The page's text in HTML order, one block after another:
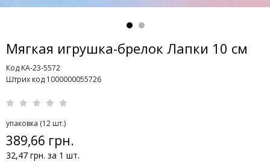
Мягкая игрушка-брелок Лапки 10 см
Код KA-23-5572
Штрих код 1000000055726
упаковка (12 шт.)
389,66 грн.
32,47 грн. за 1 шт.